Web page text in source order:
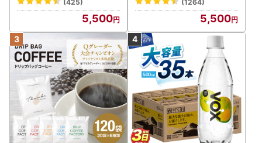
ートン】 炭酸
(425)
5,500
(1264)
5,500